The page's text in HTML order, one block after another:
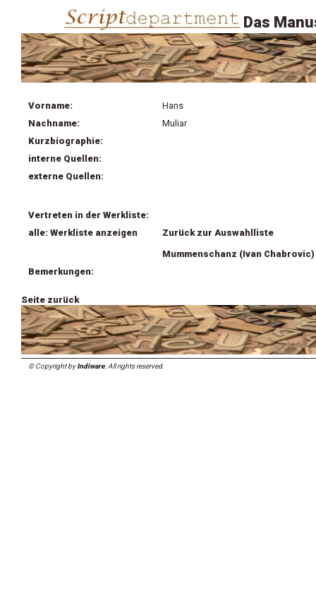
Das
Vorname:
Hans
Nachname:
Muliar
Kurzbiographie:
interne Quellen:
externe Quellen:
Vertreten in der Werkliste:
alle: Werkliste anzeigen
Zurück zur Auswahlliste
Mummenschanz (Ivan Chabrovic)
Bemerkungen:
Seite zurück
© Copyright byIndiware. All rights reserved.